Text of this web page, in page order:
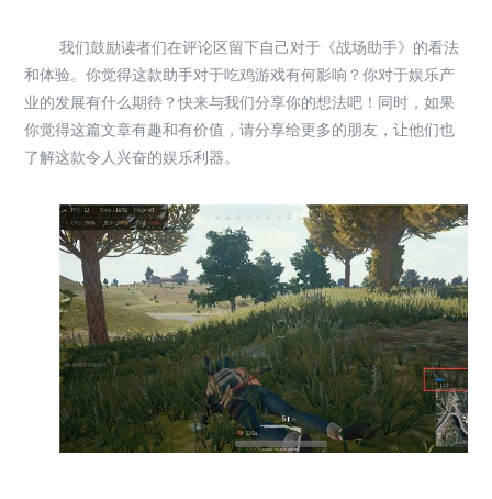
我们鼓励读者们在评论区留下自己对于《战场助手》的看法
和体验。你觉得这款助手对于吃鸡游戏有何影响？你对于娱乐产
业的发展有什么期待？快来与我们分享你的想法吧！同时，如果
你觉得这篇文章有趣和有价值，请分享给更多的朋友，让他们也
了解这款令人兴奋的娱乐利器。